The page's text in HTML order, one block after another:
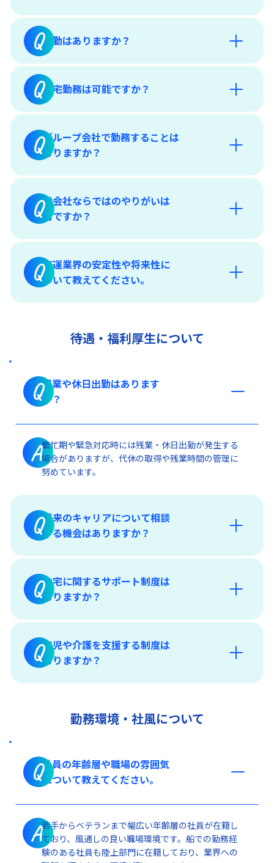
Q転勤はありますか？
Q在宅勤務は可能ですか？
「福利厚生・各種制度」
Qグループ会社で勤務することは
ありますか？
「グループ会社採用情報」
Q船会社ならではのやりがいは
何ですか？
Q海運業界の安定性や将来性に
ついて教えてください。
「キーワードで知る栗林商船」
待遇・福利厚生について
Q残業や休日出勤はあります
か？
A繁忙期や緊急対応時には残業・休日出勤が発生する
場合がありますが、代休の取得や残業時間の管理に
努めています。
Q将来のキャリアについて相談
する機会はありますか？
「人材育成とキャリア支援」
Q住宅に関するサポート制度は
ありますか？
Q育児や介護を支援する制度は
ありますか？
「福利厚生・各種制度」
勤務環境・社風について
Q社員の年齢層や職場の雰囲気
について教えてください。
A若手からベテランまで幅広い年齢層の社員が在籍し
ており、風通しの良い職場環境です。船での勤務経
験のある社員も陸上部門に在籍しており、業界への